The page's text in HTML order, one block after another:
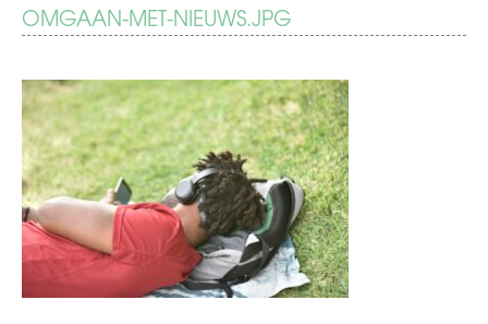
OMGAAN-MET-NIEUWS.JPG
BERICHT
NAVIGATIE
Omgaan
met
nieuws